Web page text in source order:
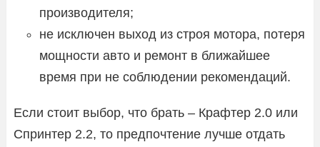
производителя;
не исключен выход из строя мотора, потеря
мощности авто и ремонт в ближайшее
время при не соблюдении рекомендаций.
Если стоит выбор, что брать – Крафтер 2.0 или
Спринтер 2.2, то предпочтение лучше отдать